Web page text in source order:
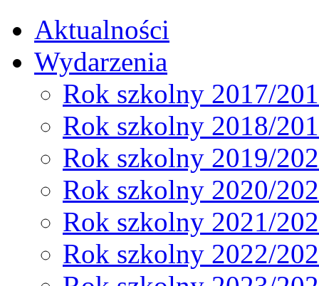
Aktualności
Wydarzenia
Rok szkolny 2017/
Rok szkolny 2018/
Rok szkolny 2019/
Rok szkolny 2020/
Rok szkolny 2021/
Rok szkolny 2022/